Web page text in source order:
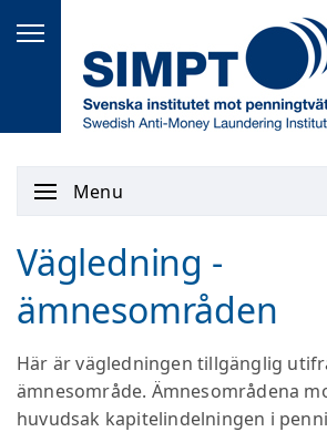
Menu
Vägledning -
ämnesområden
Här är vägledningen tillgänglig
ämnesområde. Ämnesområdena
huvudsak kapitelindelningen i